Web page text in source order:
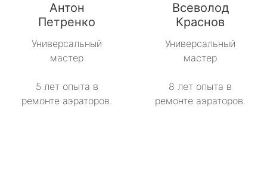
Антон
Петренко
Универсальный
мастер
5 лет опыта в
ремонте аэраторов.
Всеволод
Краснов
Универсальный
мастер
8 лет опыта в
ремонте аэраторов.